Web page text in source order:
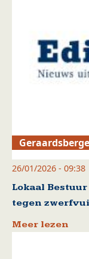
26/01/2026 - 09:38
Lokaal
tegen
Meer lezen